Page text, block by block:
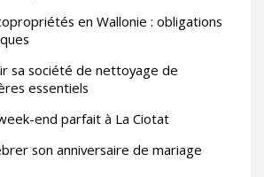
en Wallonie : obligations
sa société de nettoyage de
essentiels
end parfait à La Ciotat
son anniversaire de mariage